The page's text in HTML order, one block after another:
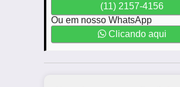
(11) 2157-4156
Ou em nosso WhatsApp
Clicando aqui